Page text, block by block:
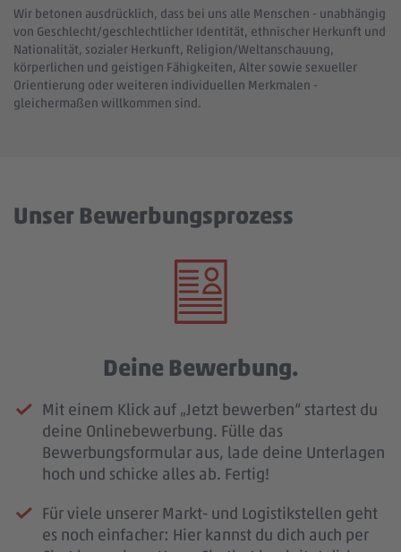
Wir betonen ausdrücklich, dass bei uns alle Menschen - unabhängig
von Geschlecht/geschlechtlicher Identität, ethnischer Herkunft und
Nationalität, sozialer Herkunft, Religion/Weltanschauung,
körperlichen und geistigen Fähigkeiten, Alter sowie sexueller
Orientierung oder weiteren individuellen Merkmalen -
gleichermaßen willkommen sind.
Unser Bewerbungsprozess
Deine Bewerbung.
Mit einem Klick auf „Jetzt bewerben“ startest du
deine Onlinebewerbung. Fülle das
Bewerbungsformular aus, lade deine Unterlagen
hoch und schicke alles ab. Fertig!
Für viele unserer Markt- und Logistikstellen geht
es noch einfacher: Hier kannst du dich auch per